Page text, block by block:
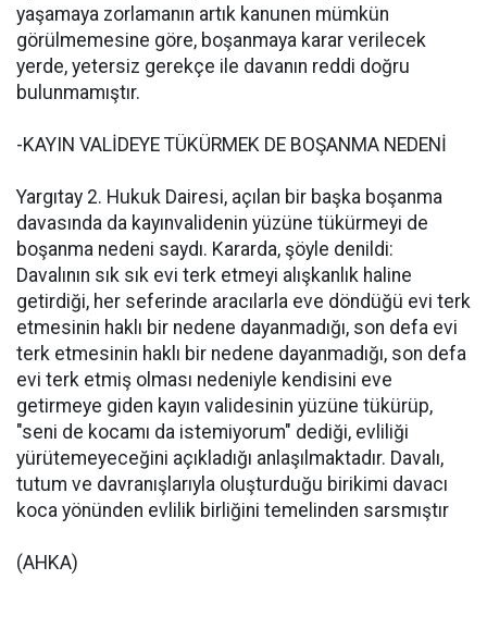
yaşamaya zorlamanın artık kanunen mümkün
görülmemesine göre, boşanmaya karar verilecek
yerde, yetersiz gerekçe ile davanın reddi doğru
bulunmamıştır.
-KAYIN VALİDEYE TÜKÜRMEK DE BOŞANMA NEDENİ
Yargıtay 2. Hukuk Dairesi, açılan bir başka boşanma
davasında da kayınvalidenin yüzüne tükürmeyi de
boşanma nedeni saydı. Kararda, şöyle denildi:
Davalının sık sık evi terk etmeyi alışkanlık haline
getirdiği, her seferinde aracılarla eve döndüğü evi terk
etmesinin haklı bir nedene dayanmadığı, son defa evi
terk etmesinin haklı bir nedene dayanmadığı, son defa
evi terk etmiş olması nedeniyle kendisini eve
getirmeye giden kayın validesinin yüzüne tükürüp,
"seni de kocamı da istemiyorum" dediği, evliliği
yürütemeyeceğini açıkladığı anlaşılmaktadır. Davalı,
tutum ve davranışlarıyla oluşturduğu birikimi davacı
koca yönünden evlilik birliğini temelinden sarsmıştır
(AHKA)